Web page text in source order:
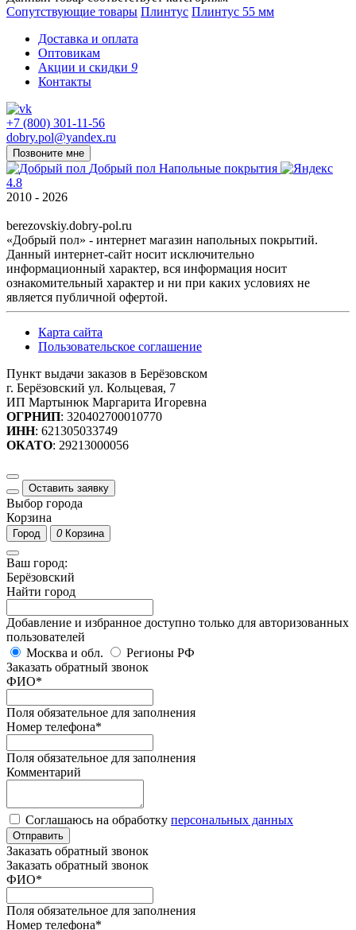
Сопутствующие товары Плинтус Плинтус 55 мм
Доставка и оплата
Оптовикам
Акции и скидки 9
Контакты
+7 (800) 301-11-56
dobry.pol@yandex.ru
Позвоните мне
Добрый пол Напольные покрытия
4.8
2010 - 2026
berezovskiy.dobry-pol.ru
«Добрый пол» - интернет магазин напольных покрытий.
Данный интернет-сайт носит исключительно
информационный характер, вся информация носит
ознакомительный характер и ни при каких условиях не
является публичной офертой.
Карта сайта
Пользовательское соглашение
Пункт выдачи заказов в Берёзовском
г. Берёзовский ул. Кольцевая, 7
ИП Мартынюк Маргарита Игоревна
ОГРНИП: 320402700010770
ИНН: 621305033749
ОКАТО: 29213000056
Оставить заявку
Выбор города
Корзина
Город 0 Корзина
Ваш город:
Берёзовский
Найти город
Добавление и избранное доступно только для авторизованных
пользователей
Москва и обл.
Регионы РФ
Заказать обратный звонок
ФИО*
Поля обязательное для заполнения
Номер телефона*
Поля обязательное для заполнения
Комментарий
Соглашаюсь на обработку персональных данных
Отправить
Заказать обратный звонок
Заказать обратный звонок
ФИО*
Поля обязательное для заполнения
Номер телефона*